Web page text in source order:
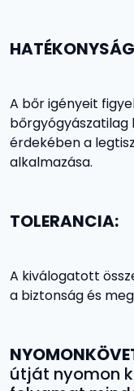
A bőr igényeit
érdekében a
alkalmazása.
TOLERANCIA:
A kiválogatott
a biztonság és
útját nyomon